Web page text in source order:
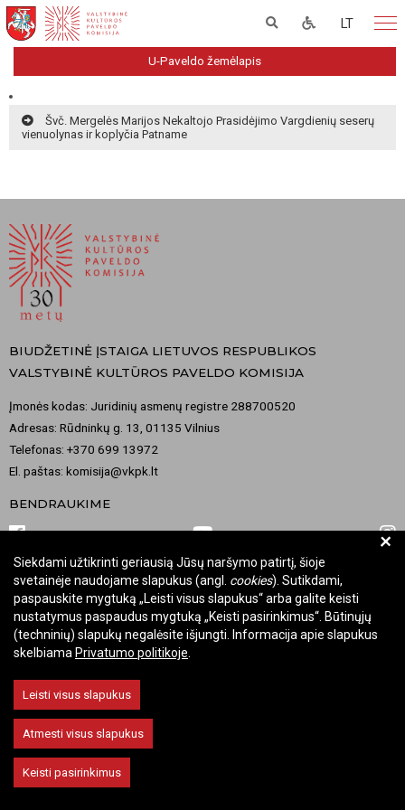
LT
U-Paveldo žemėlapis
Švč. Mergelės Marijos Nekaltojo Prasidėjimo Vargdienių seserų
vienuolynas ir koplyčia Patname
BIUDŽETINĖ ĮSTAIGA LIETUVOS RESPUBLIKOS
VALSTYBINĖ KULTŪROS PAVELDO KOMISIJA
Įmonės kodas: Juridinių asmenų registre 288700520
Adresas: Rūdninkų g. 13, 01135 Vilnius
Telefonas: +370 699 13972
El. paštas: komisija@vkpk.lt
BENDRAUKIME
© 2026 Valstybinė kultūros paveldo komisija. Visos teisės saugomos.
Keisti slapukų nustatymus
+
Siekdami užtikrinti geriausią Jūsų naršymo patirtį, šioje
svetainėje naudojame slapukus (angl. cookies). Sutikdami,
paspauskite mygtuką „Leisti visus slapukus“ arba galite keisti
nustatymus paspaudus mygtuką „Keisti pasirinkimus“. Būtinųjų
(techninių) slapukų negalėsite išjungti. Informacija apie slapukus
skelbiama Privatumo politikoje
Leisti visus slapukus
Atmesti visus slapukus
Keisti pasirinkimus